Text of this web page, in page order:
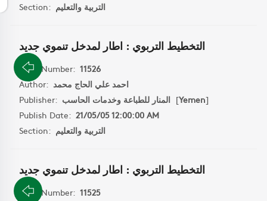
Section: التربية والتعليم
التخطيط التربوي : اطار لمدخل تنموي جديد
Book Number: 11526
Author: احمد علي الحاج محمد
Publisher: المنار للطباعة وخدمات الحاسب [Yemen]
Publish Date: 21/05/05 12:00:00 AM
Section: التربية والتعليم
التخطيط التربوي : اطار لمدخل تنموي جديد
Book Number: 11525